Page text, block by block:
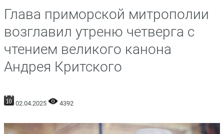
Глава приморской митрополии
возглавил утреню четверга с
чтением великого канона
Андрея Критского
02.04.2025 4392